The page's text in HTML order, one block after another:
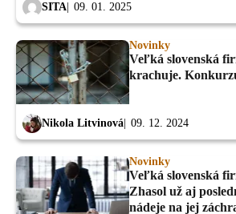
SITA 09. 01. 2025
Novinky
Veľká slovenská
krachuje.
Nikola Litvinová 09. 12. 2024
Novinky
Veľká slovenská
Zhasol už aj
nádeje na jej